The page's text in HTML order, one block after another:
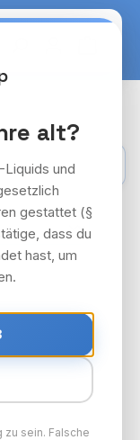
Filter
alt?
und
gestattet (§
dass du
hast, um
zu sein. Falsche